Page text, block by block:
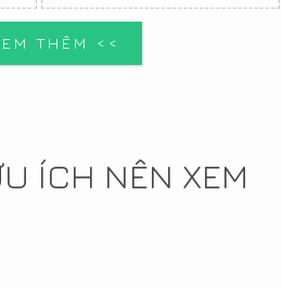
THÊM <<
ÍCH NÊN XEM